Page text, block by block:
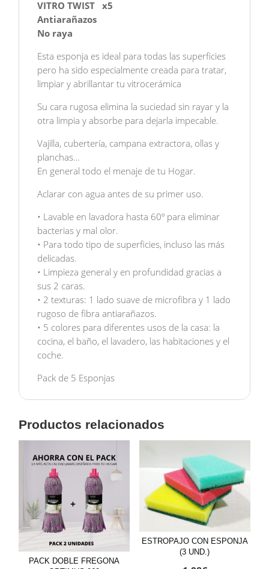
cantidad
VITRO TWIST x5
Antiarañazos
No raya
Esta esponja es ideal para todas las superficies
pero ha sido especialmente creada para tratar,
limpiar y abrillantar tu vitrocerámica
Su cara rugosa elimina la suciedad sin rayar y la
otra limpia y absorbe para dejarla impecable.
Vajilla, cubertería, campana extractora, ollas y
planchas…
En general todo el menaje de tu Hogar.
Aclarar con agua antes de su primer uso.
• Lavable en lavadora hasta 60º para eliminar
bacterias y mal olor.
• Para todo tipo de superficies, incluso las más
delicadas.
• Limpieza general y en profundidad gracias a
sus 2 caras.
• 2 texturas: 1 lado suave de microfibra y 1 lado
rugoso de fibra antiarañazos.
• 5 colores para diferentes usos de la casa: la
cocina, el baño, el lavadero, las habitaciones y el
coche.
Pack de 5 Esponjas
Productos relacionados
PACK DOBLE FREGONA
ESTROPAJO CON ESPONJA
(3 UND.)